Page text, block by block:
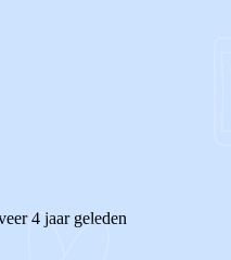
4 jaar geleden